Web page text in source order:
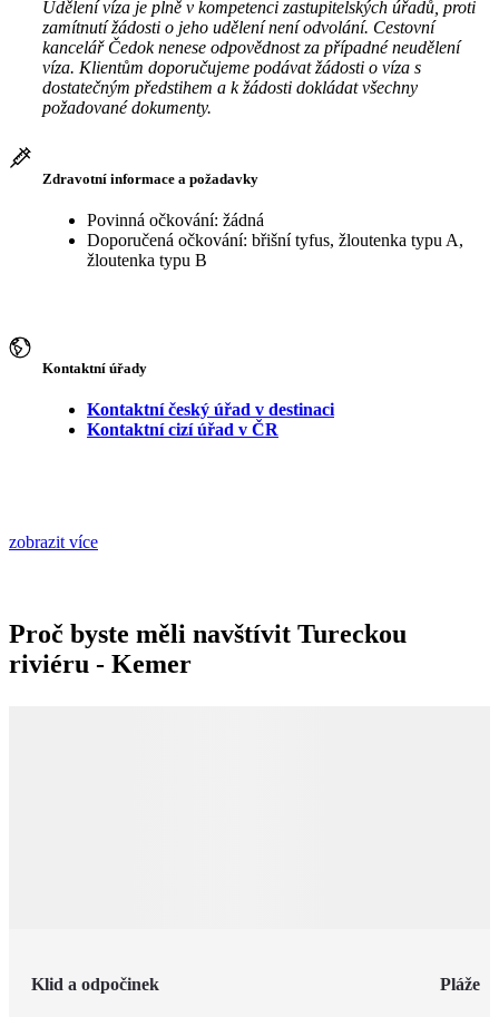
Udělení víza je plně v kompetenci zastupitelských úřadů, proti
zamítnutí žádosti o jeho udělení není odvolání. Cestovní
kancelář Čedok nenese odpovědnost za případné neudělení
víza. Klientům doporučujeme podávat žádosti o víza s
dostatečným předstihem a k žádosti dokládat všechny
požadované dokumenty.
Zdravotní informace a požadavky
Povinná očkování: žádná
Doporučená očkování: břišní tyfus, žloutenka typu A,
žloutenka typu B
Kontaktní úřady
Kontaktní český úřad v destinaci
Kontaktní cizí úřad v ČR
zobrazit více
Proč byste měli navštívit Tureckou
riviéru - Kemer
Klid a odpočinek Pláže